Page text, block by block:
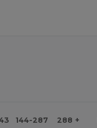
144-287 288 +